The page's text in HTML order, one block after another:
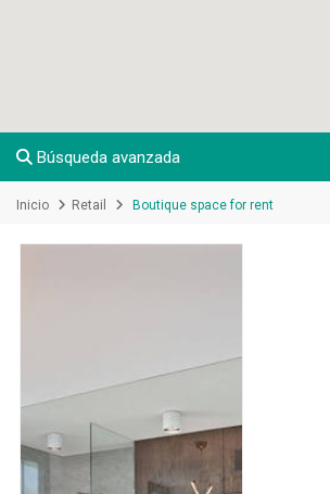
Búsqueda avanzada
Inicio Retail Boutique space for rent